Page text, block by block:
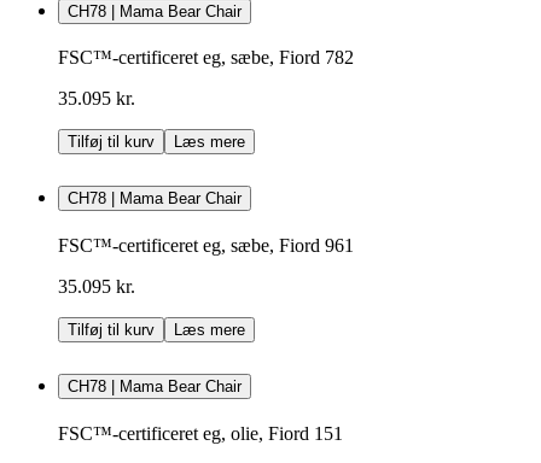
CH78 | Mama Bear Chair
FSC™-certificeret eg, sæbe, Fiord 782
35.095 kr.
Tilføj til kurv Læs mere
CH78 | Mama Bear Chair
FSC™-certificeret eg, sæbe, Fiord 961
35.095 kr.
Tilføj til kurv Læs mere
CH78 | Mama Bear Chair
FSC™-certificeret eg, olie, Fiord 151